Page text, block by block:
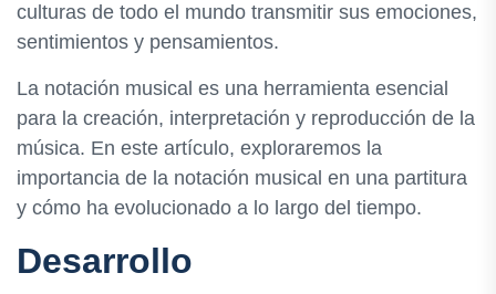
culturas de todo el mundo transmitir sus emociones,
sentimientos y pensamientos.
La notación musical es una herramienta esencial
para la creación, interpretación y reproducción de la
música. En este artículo, exploraremos la
importancia de la notación musical en una partitura
y cómo ha evolucionado a lo largo del tiempo.
Desarrollo